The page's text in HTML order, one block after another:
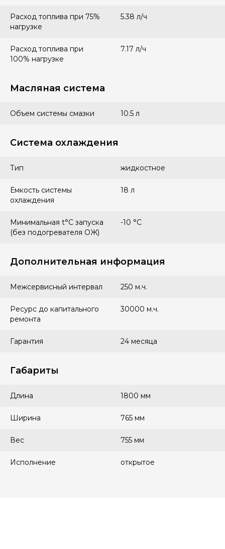
Расход топлива при 75%
нагрузке
5.38 л/ч
Расход топлива при
100% нагрузке
7.17 л/ч
Масляная система
Объем системы смазки 10.5 л
Система охлаждения
Тип жидкостное
Емкость системы
охлаждения
18 л
Минимальная t°С запуска
(без подогревателя ОЖ)
-10 °С
Дополнительная информация
Межсервисный интервал 250 м.ч.
Ресурс до капитального
ремонта
30000 м.ч.
Гарантия 24 месяца
Габариты
Длина 1800 мм
Ширина 765 мм
Вес 755 мм
Исполнение открытое